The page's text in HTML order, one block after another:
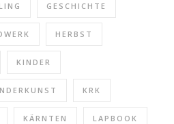
GESCHICHTE
HERBST
KINDER
KRK
KÄRNTEN LAPBOOK